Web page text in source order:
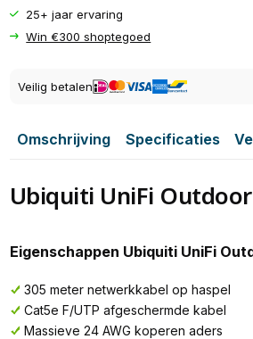
25+ jaar ervaring
Win €300 shoptegoed
Veilig betalen
Omschrijving Specificaties
Ubiquiti UniFi
Eigenschappen Ubiquiti UniFi
305 meter netwerkkabel op haspel
Cat5e F/UTP afgeschermde kabel
Massieve 24 AWG koperen aders